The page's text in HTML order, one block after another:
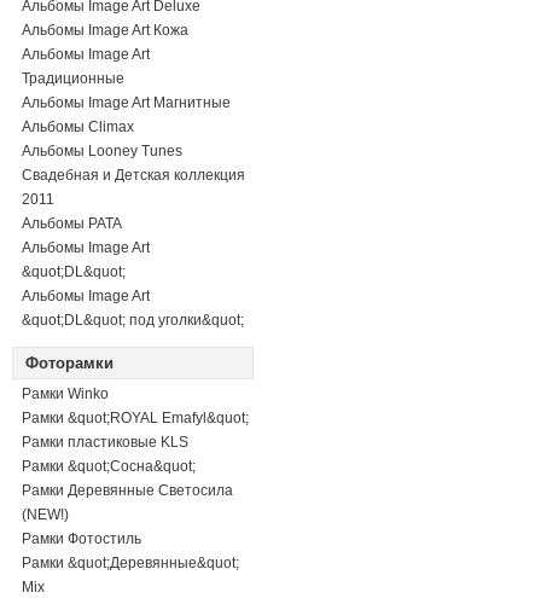
Альбомы Image Art Deluxe
Альбомы Image Art Кожа
Альбомы Image Art
Традиционные
Альбомы Image Art Магнитные
Альбомы Climax
Альбомы Looney Tunes
Свадебная и Детская коллекция
2011
Альбомы PATA
Альбомы Image Art
&quot;DL&quot;
Альбомы Image Art
&quot;DL&quot; под уголки&quot;
Фоторамки
Рамки Winko
Рамки &quot;ROYAL Emafyl&quot;
Рамки пластиковые KLS
Рамки &quot;Сосна&quot;
Рамки Деревянные Светосила
(NEW!)
Рамки Фотостиль
Рамки &quot;Деревянные&quot;
Mix